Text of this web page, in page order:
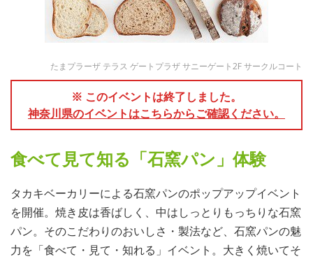
たまプラーザ テラス ゲートプラザ サニーゲート2F サークルコート
※ このイベントは終了しました。
神奈川県のイベントはこちらからご確認ください。
食べて見て知る「石窯パン」体験
タカキベーカリーによる石窯パンのポップアップイベント
を開催。焼き皮は香ばしく、中はしっとりもっちりな石窯
パン。そのこだわりのおいしさ・製法など、石窯パンの魅
力を「食べて・見て・知れる」イベント。大きく焼いてそ